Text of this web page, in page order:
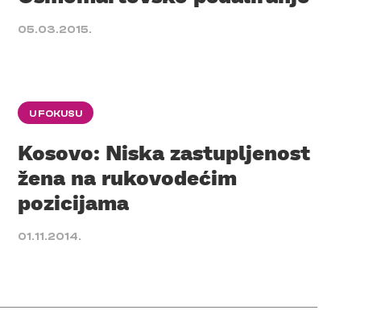
05.03.2015.
U FOKUSU
Kosovo: Niska zastupljenost
žena na rukovodećim
pozicijama
01.11.2014.